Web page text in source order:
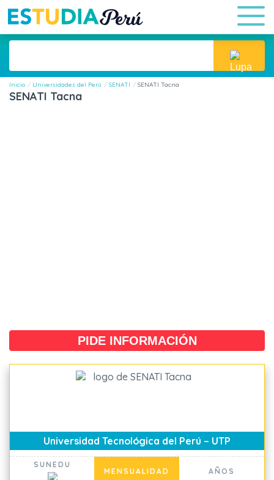
Inicio Universidades del Perú SENATI SENATI Tacna
SENATI Tacna
PIDE INFORMACIÓN
Universidad Tecnológica del Perú – UTP
SUNEDU
MENSUALIDAD AÑOS